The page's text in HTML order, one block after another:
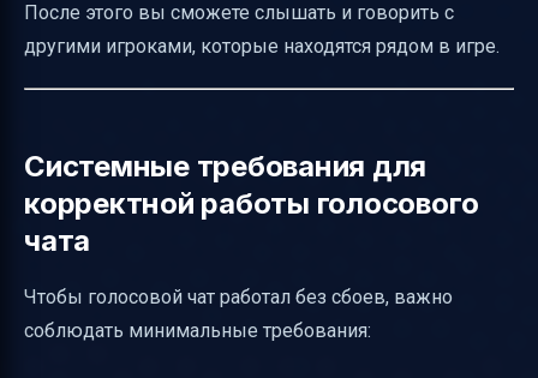
После этого вы сможете слышать и говорить с
другими игроками, которые находятся рядом в игре.
Системные требования для
корректной работы голосового
чата
Чтобы голосовой чат работал без сбоев, важно
соблюдать минимальные требования: